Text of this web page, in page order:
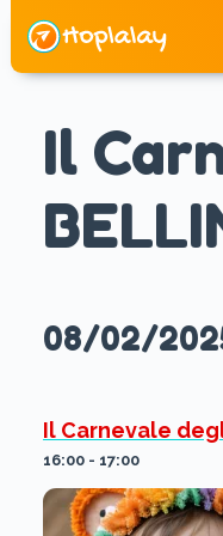
Skip
to
content
Il
08/02/
Il Carnevale
16:00 - 17:00